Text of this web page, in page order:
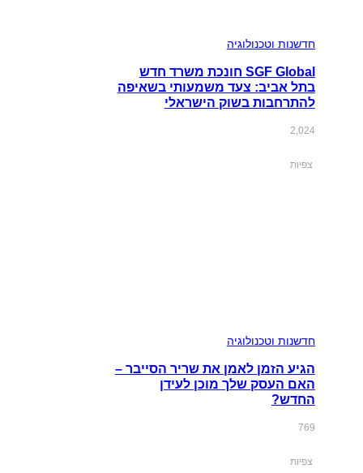
חדשנות וטכנולוגיה
SGF Global חונכת משרד חדש
בתל אביב: צעד משמעותי בשאיפה
להתרחבות בשוק הישראלי
2,024
צפיות
חדשנות וטכנולוגיה
הגיע הזמן לאמן את שריר הסייבר –
האם העסק שלך מוכן לעידן
החדש?
769
צפיות